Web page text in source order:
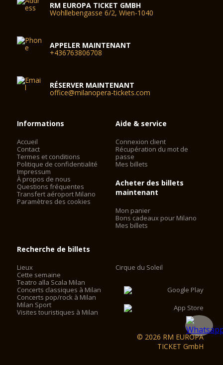
RM EUROPA TICKET GMBH
Wohllebengasse 6/2, Wien-1040
APPELER MAINTENANT
+436763806708
RÉSERVER MAINTENANT
office@milanopera-tickets.com
Informations
Accueil
Contact
Termes et conditions
Politique de confidentialité
Impressum
À propos de nous
Questions fréquentes
Transfert aéroport Milano
Paramètres des cookies
Aide & service
Connexion client
Récupération du mot de
passe
Mes billets
Acheter des billets
maintenant
Mon panier
Bons cadeaux pour Milano
Mes billets
Recherche de billets
Lieux
Cette semaine
Teatro alla Scala Milan
Concerts classiques à Milan
Concerts pop/rock à Milan
Milan Sport
Visites touristiques à Milan
Cirque du Soleil
© 2026 RM EUROPA
TICKET GmbH